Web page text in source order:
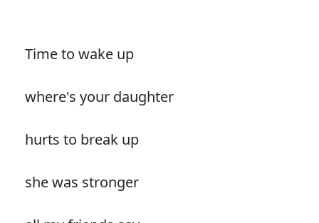
Time to wake up
where's your daughter
hurts to break up
she was stronger